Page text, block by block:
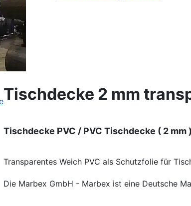
Tischdecke 2 mm
Tischdecke PVC / PVC Tischdecke ( 2 mm )
Transparentes Weich PVC als Schutzfolie für
Die Marbex GmbH - Marbex ist eine Deutsche